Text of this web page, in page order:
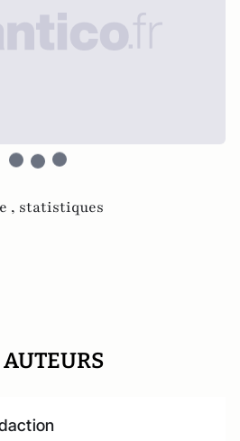
, statistiques
AUTEURS